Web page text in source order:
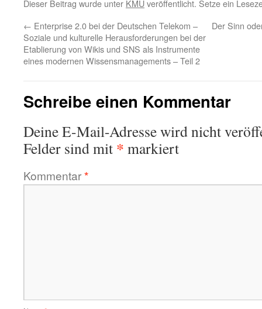
Dieser Beitrag wurde unter KMUveröffentlicht. Setze ein
← Enterprise 2.0 bei der Deutschen Telekom –
Soziale und kulturelle Herausforderungen bei der
Etablierung von Wikis und SNS als Instrumente
eines modernen Wissensmanagements – Teil 2
Der Sinn
Schreibe einen Kommentar
Deine E-Mail-Adresse wird nicht
Felder sind mit * markiert
Kommentar*